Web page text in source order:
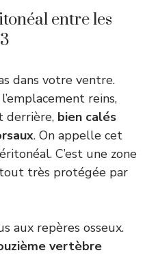
entre les
dans votre ventre.
reins,
derrière, bien calés
. On appelle cet
C’est une zone
très protégée par
aux repères osseux.
vertèbre